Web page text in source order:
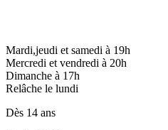
Mardi,jeudi et samedi à 19h
Mercredi et vendredi à 20h
Dimanche à 17h
Relâche le lundi
Dès 14 ans